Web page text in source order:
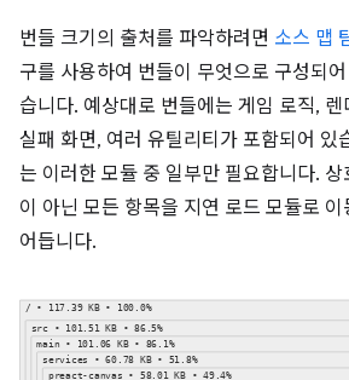
번들 크기의 출처를 파악하려면 소스 맵
구를 사용하여 번들이 무엇으로 구성되
습니다. 예상대로 번들에는 게임 로직,
실패 화면, 여러 유틸리티가 포함되어 있
는 이러한 모듈 중 일부만 필요합니다.
이 아닌 모든 항목을 지연 로드 모듈로
어듭니다.